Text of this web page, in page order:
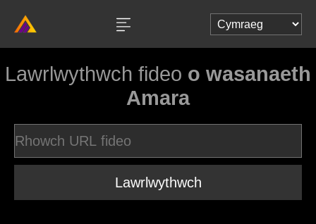
Lawrlwythwch fideo o wasanaeth
Amara
Lawrlwythwch